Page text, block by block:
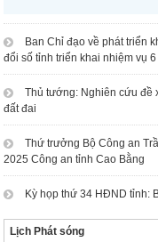
Ban Chỉ đạo về phát triển
đổi số tỉnh triển khai nhiệm vụ
Thủ tướng: Nghiên cứu đề
đất đai
Thứ trưởng Bộ Công an
2025 Công an tỉnh Cao Bằng
Kỳ họp thứ 34 HĐND tỉnh:
Lịch Phát sóng